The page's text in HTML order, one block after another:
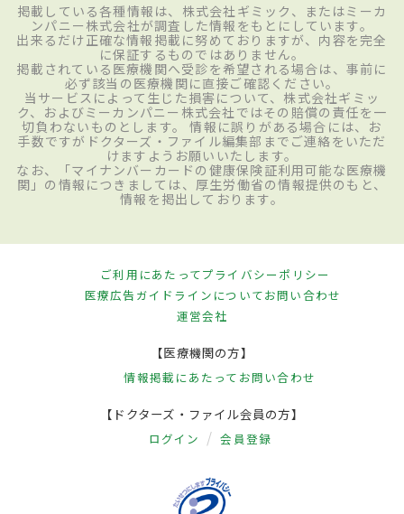
掲載している各種情報は、株式会社ギミック、またはミーカ
ンパニー株式会社が調査した情報をもとにしています。
出来るだけ正確な情報掲載に努めておりますが、内容を完全
に保証するものではありません。
掲載されている医療機関へ受診を希望される場合は、事前に
必ず該当の医療機関に直接ご確認ください。
当サービスによって生じた損害について、株式会社ギミッ
ク、およびミーカンパニー株式会社ではその賠償の責任を一
切負わないものとします。 情報に誤りがある場合には、お
手数ですがドクターズ・ファイル編集部までご連絡をいただ
けますようお願いいたします。
なお、「マイナンバーカードの健康保険証利用可能な医療機
関」の情報につきましては、厚生労働省の情報提供のもと、
情報を掲出しております。
ご利用にあたってプライバシーポリシー
医療広告ガイドラインについてお問い合わせ
運営会社
【医療機関の方】
情報掲載にあたって お問い合わせ
【ドクターズ・ファイル会員の方】
ログイン 会員登録